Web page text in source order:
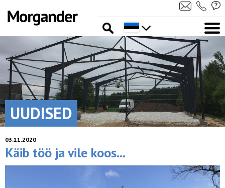
UUDISED
03.11.2020
Käib töö ja vile koos...